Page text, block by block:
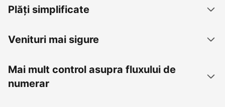
Plăți simplificate
Venituri mai sigure
Mai mult control asupra fluxului de
numerar